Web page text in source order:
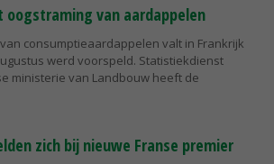
oogstraming van aardappelen
consumptieaardappelen valt in Frankrijk
werd voorspeld. Statistiekdienst
ministerie van Landbouw heeft de
zich bij nieuwe Franse premier